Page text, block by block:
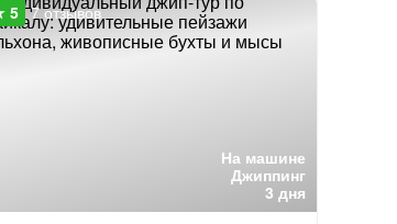
На машине
Джиппинг
3 дня
7 отзывов